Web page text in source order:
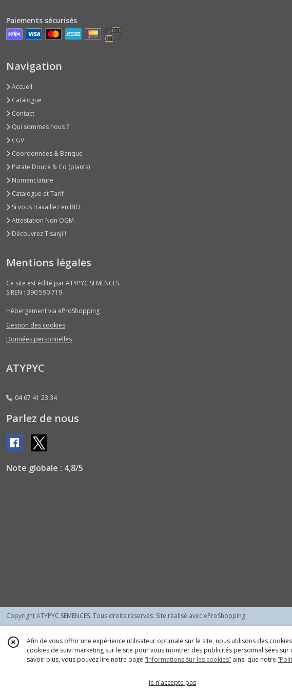
Courges
Provence
(2)
Courges
Potirons
ou
(1)
Courges
Type
Potimarrons
(1)
Courgettes
(1)
Courgettes
Foncé
Fin
Nains
Machine
(1)
Pastèques
Classiques
résultats
Paiements sécurisés
Navigation
Accueil
Catalogue
Contact
Qui sommes nous ?
CGV
Coordonnées & Banque
Patate Douce & Co (plants)
Nomenclature
Catalogue et Tarif
Si vous travaillez en BIO
Attestation Non OGM
Découvrez Tisanji !
Mentions légales
Ce site est édité par ATYPYC SEMENCES.
SIREN : 390 590 719
Hébergement via eProShopping
Gestion des cookies
Données personnelles
ATYPYC
04 67 41 23 34
Parlez de nous
Note globale : 4,8/5
Copyright ATYPYC SEMENCES. Tous droits réservés. Site réalisé avec eProShopping
Afin de vous offrir une expérience utilisateur optimale sur le site, nous utilisons des
cookies de suivi marketing sur le site pour vous montrer des publicités personnalisées sur
savoir plus, vous pouvez lire notre page “Informations sur les cookies” ainsi que notre
je n'accepte pas